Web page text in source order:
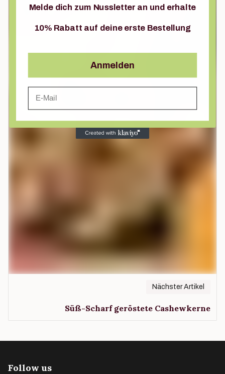
Nächster Artikel
Süß-Scharf geröstete Cashewkerne
Follow us
Melde dich zum Nussletter an und erhalte
10% Rabatt auf deine erste Bestellung
Anmelden
Email